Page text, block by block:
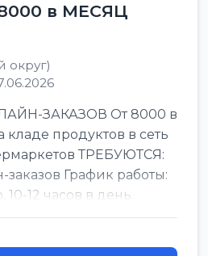
в МЕСЯЦ
округ)
ЗАКАЗОВ От 8000 в
продуктов в сеть
ТРЕБУЮТСЯ:
График работы:
12 часов в день.